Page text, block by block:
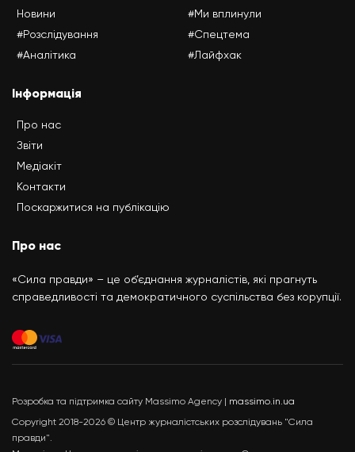
Новини
#Розслідування
#Аналітика
#Ми вплинули
#Спецтема
#Лайфхак
Інформація
Про нас
Звіти
Медіакіт
Контакти
Поскаржитися на публікацію
Про нас
«Сила правди» – це об’єднання журналістів, які прагнуть
справедливості та демократичного суспільства без корупції.
Розробка та підтримка сайту Massimo Agency | massimo.in.ua
Copyright 2018-2026 © Центр журналістських розслідувань "Сила
правди".